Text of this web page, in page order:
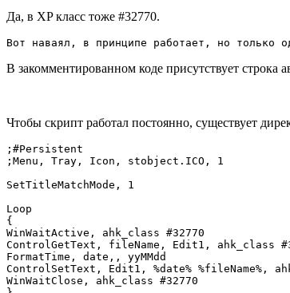
Да, в XP класс тоже #32770.
Вот наваял, в принципе работает, но только
В закомментированном коде присутствует строка
Чтобы скрипт работал постоянно, существует
;#Persistent
;Menu, Tray, Icon, stobject.ICO, 1
SetTitleMatchMode, 1
Loop
{
WinWaitActive, ahk_class #32770
ControlGetText, fileName, Edit1, ahk_class
FormatTime, date,, yyMMdd
ControlSetText, Edit1, %date% %fileName%,
WinWaitClose, ahk_class #32770